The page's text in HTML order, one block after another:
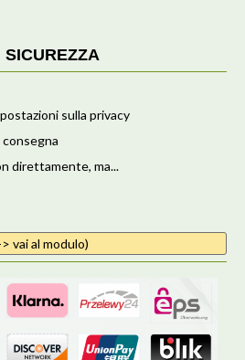
SICUREZZA
sulla privacy
direttamente, ma...
vai al modulo)